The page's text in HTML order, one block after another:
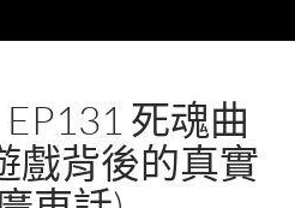
EP131 死魂曲
戲背後的真實